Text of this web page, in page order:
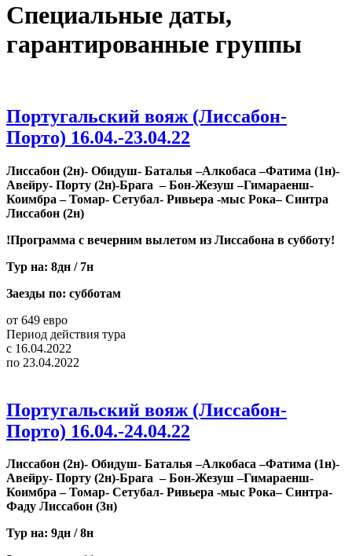
Специальные даты,
гарантированные группы
Португальский вояж (Лиссабон-
Порто) 16.04.-23.04.22
Лиссабон (2н)- Обидуш- Баталья –Алкобаса –Фатима (1н)-
Авейру- Порту (2н)-Брага – Бон-Жезуш –Гимараенш-
Коимбра – Томар- Сетубал- Ривьера -мыс Рока– Синтра
Лиссабон (2н)
!Программа с вечерним вылетом из Лиссабона в субботу!
Тур на: 8дн / 7н
Заезды по: субботам
от 649 евро
Период действия тура
с 16.04.2022
по 23.04.2022
Португальский вояж (Лиссабон-
Порто) 16.04.-24.04.22
Лиссабон (2н)- Обидуш- Баталья –Алкобаса –Фатима (1н)-
Авейру- Порту (2н)-Брага – Бон-Жезуш –Гимараенш-
Коимбра – Томар- Сетубал- Ривьера -мыс Рока– Синтра-
Фаду Лиссабон (3н)
Тур на: 9дн / 8н